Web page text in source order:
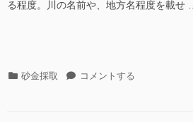
る程度。川の名前や、地方名程度を載せ …
カ 砂金採取
ど
コメントする